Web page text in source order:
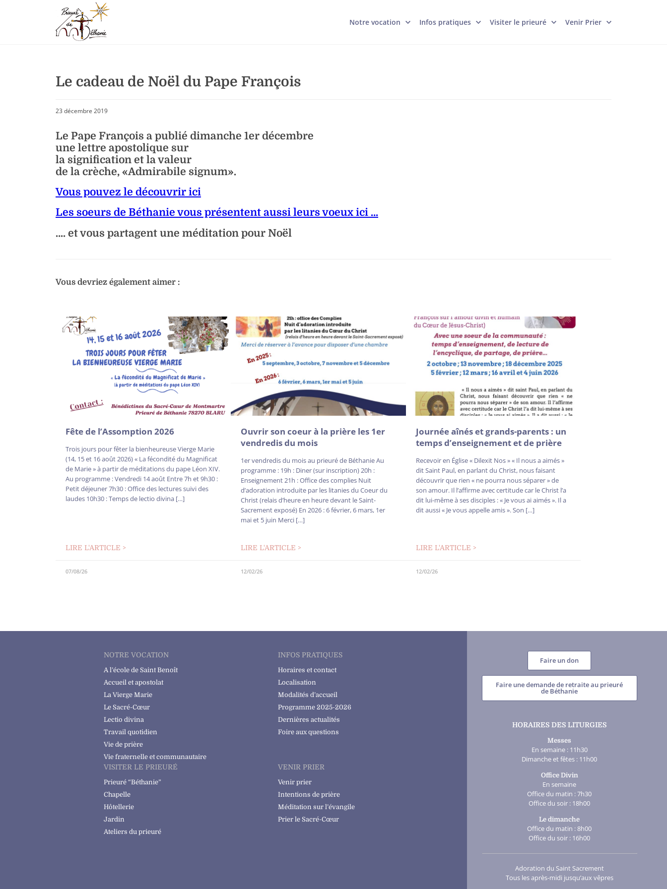
Notre vocation Infos pratiques Visiter le prieuré Venir Prier
Le cadeau de Noël du Pape François
23 décembre 2019
Le Pape François a publié dimanche 1er décembre
une lettre apostolique sur
la signification et la valeur
de la crèche, «Admirabile signum».
Vous pouvez le découvrir ici
Les soeurs de Béthanie vous présentent aussi leurs voeux ici …
…. et vous partagent une méditation pour Noël
Vous devriez également aimer :
Fête de l’Assomption 2026
Trois jours pour fêter la bienheureuse Vierge Marie
(14, 15 et 16 août 2026) « La fécondité du Magnificat
de Marie » à partir de méditations du pape Léon XIV.
Au programme : Vendredi 14 août Entre 7h et 9h30 :
Petit déjeuner 7h30 : Office des lectures suivi des
laudes 10h30 : Temps de lectio divina […]
LIRE L'ARTICLE >
07/08/26
Ouvrir son coeur à la prière les 1er
vendredis du mois
1er vendredis du mois au prieuré de Béthanie Au
programme : 19h : Diner (sur inscription) 20h :
Enseignement 21h : Office des complies Nuit
d’adoration introduite par les litanies du Coeur du
Christ (relais d’heure en heure devant le Saint-
Sacrement exposé) En 2026 : 6 février, 6 mars, 1er
mai et 5 juin Merci […]
LIRE L'ARTICLE >
12/02/26
Journée aînés et grands-parents : un
temps d’enseignement et de prière
Recevoir en Église « Dilexit Nos » « Il nous a aimés »
dit Saint Paul, en parlant du Christ, nous faisant
découvrir que rien « ne pourra nous séparer » de
son amour. Il l’affirme avec certitude car le Christ l’a
dit lui-même à ses disciples : « Je vous ai aimés ». Il a
dit aussi « Je vous appelle amis ». Son […]
LIRE L'ARTICLE >
12/02/26
NOTRE VOCATION
A l’école de Saint Benoît
Accueil et apostolat
La Vierge Marie
Le Sacré-Cœur
Lectio divina
Travail quotidien
Vie de prière
Vie fraternelle et communautaire
INFOS PRATIQUES
Horaires et contact
Localisation
Modalités d’accueil
Programme 2025-2026
Dernières actualités
Foire aux questions
VISITER LE PRIEURÉ
Prieuré “Béthanie”
Chapelle
Hôtellerie
Jardin
Ateliers du prieuré
VENIR PRIER
Venir prier
Intentions de prière
Méditation sur l’évangile
Prier le Sacré-Cœur
Faire un don
Faire une demande de retraite au prieuré
de Béthanie
HORAIRES DES LITURGIES
Messes
En semaine : 11h30
Dimanche et fêtes : 11h00
Office Divin
En semaine
Office du matin : 7h30
Office du soir : 18h00
Le dimanche
Office du matin : 8h00
Office du soir : 16h00
Adoration du Saint Sacrement
Tous les après-midi jusqu’aux vêpres